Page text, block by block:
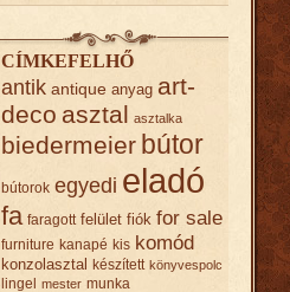
CÍMKEFELHŐ
antik antique anyag art-
deco asztal asztalka
biedermeier bútor
bútorok egyedi eladó
fa faragott felület fiók for sale
furniture kanapé kis komód
konzolasztal készített könyvespolc
lingel mester munka